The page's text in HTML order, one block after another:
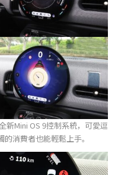
新Mini OS 9控制系統，可愛逗
消費者也能輕鬆上手。